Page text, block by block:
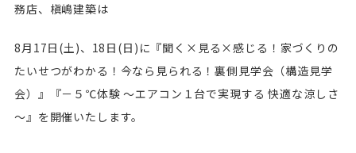
務店、槇嶋建築は
8月17日(土)、18日(日)に『聞く×見る×感じる！家づくりの
たいせつがわかる！今なら見られる！裏側見学会（構造見学
会）』『－５℃体験 ～エアコン１台で実現する 快適な涼しさ
～』を開催いたします。